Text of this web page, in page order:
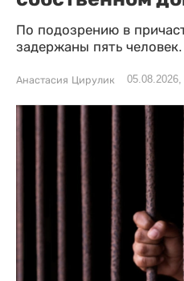
По подозрению в
задержаны пять человек.
Анастасия Цирулик 05.08.2026,